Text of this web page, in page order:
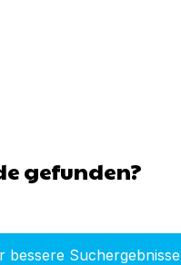
gefunden?
bessere Suchergebnisse